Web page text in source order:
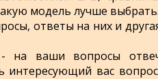
модель лучше выбрать.
ответы на них и
ваши вопросы
интересующий вас